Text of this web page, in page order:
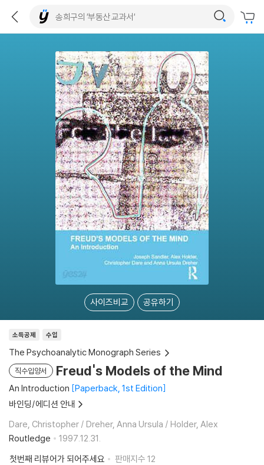
사이즈비교 공유하기
소득공제 수입
The Psychoanalytic Monograph Series
직수입양서 Freud's Models of the Mind
An Introduction Paperback, 1st Edition
바인딩/에디션 안내
Dare, Christopher / Dreher, Anna Ursula / Holder, Alex
Routledge
1997.12.31.
첫번째 리뷰어가 되어주세요
판매지수 12